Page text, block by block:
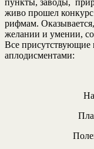
живо прошел
рифмам.
желании и умении,
Все присутствующие
аплодисментами: